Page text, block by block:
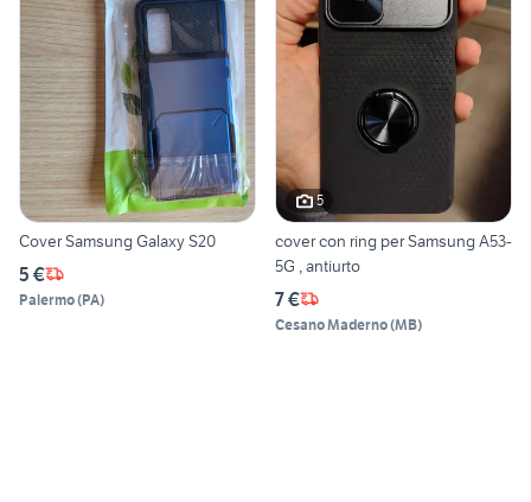
Cover Samsung Galaxy S20
5 €
Palermo(PA)
5
cover con ring per Samsung A53-
5G , antiurto
7 €
Cesano Maderno(MB)